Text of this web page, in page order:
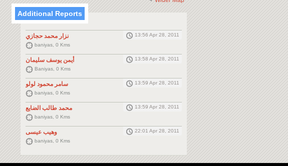
Additional Reports
نزار محمد حجازي
13:56 Apr 28, 2011
baniyas, 0 Kms
أيمن يوسف سليمان
13:58 Apr 28, 2011
Baniyas, 0 Kms
سامر محمود لولو
13:59 Apr 28, 2011
baniyas, 0 Kms
محمد طالب الضايع
13:59 Apr 28, 2011
baniyas, 0 Kms
وهيب عيسى
22:01 Apr 28, 2011
baniyas, 0 Kms